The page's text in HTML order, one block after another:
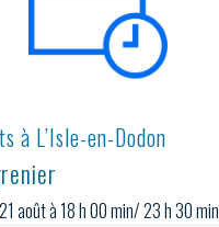
à L’Isle-en-Dodon
août à 18 h 00 min/23 h 30 min